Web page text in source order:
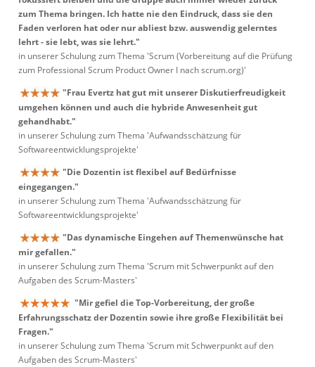
zum Thema bringen. Ich hatte nie den Eindruck, dass sie den
Faden verloren hat oder nur abliest bzw. auswendig gelerntes
lehrt - sie lebt, was sie lehrt."
in unserer Schulung zum Thema 'Scrum (Vorbereitung auf die Prüfung
zum Professional Scrum Product Owner I nach scrum.org)'
"Frau Evertz hat gut mit unserer Diskutierfreudigkeit
umgehen können und auch die hybride Anwesenheit gut
gehandhabt."
in unserer Schulung zum Thema 'Aufwandsschätzung für
Softwareentwicklungsprojekte'
"Die Dozentin ist flexibel auf Bedürfnisse
eingegangen."
in unserer Schulung zum Thema 'Aufwandsschätzung für
Softwareentwicklungsprojekte'
"Das dynamische Eingehen auf Themenwünsche hat
mir gefallen."
in unserer Schulung zum Thema 'Scrum mit Schwerpunkt auf den
Aufgaben des Scrum-Masters'
"Mir gefiel die Top-Vorbereitung, der große
Erfahrungsschatz der Dozentin sowie ihre große Flexibilität bei
Fragen."
in unserer Schulung zum Thema 'Scrum mit Schwerpunkt auf den
Aufgaben des Scrum-Masters'